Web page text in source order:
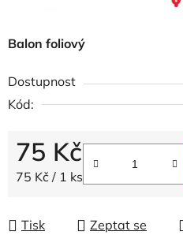
Balon foliový
Dostupnost
Kód:
75 Kč
Měrná cena:
75 Kč / 1 ks
Tisk Zeptat se